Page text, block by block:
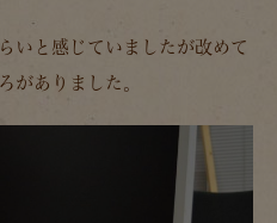
いと感じていましたが改めて
がありました。